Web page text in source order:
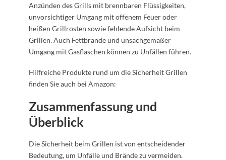
Anzünden des Grills mit brennbaren Flüssigkeiten,
unvorsichtiger Umgang mit offenem Feuer oder
heißen Grillrosten sowie fehlende Aufsicht beim
Grillen. Auch Fettbrände und unsachgemäßer
Umgang mit Gasflaschen können zu Unfällen führen.
Hilfreiche Produkte rund um die Sicherheit Grillen
finden Sie auch bei Amazon:
Zusammenfassung und
Überblick
Die Sicherheit beim Grillen ist von entscheidender
Bedeutung, um Unfälle und Brände zu vermeiden.